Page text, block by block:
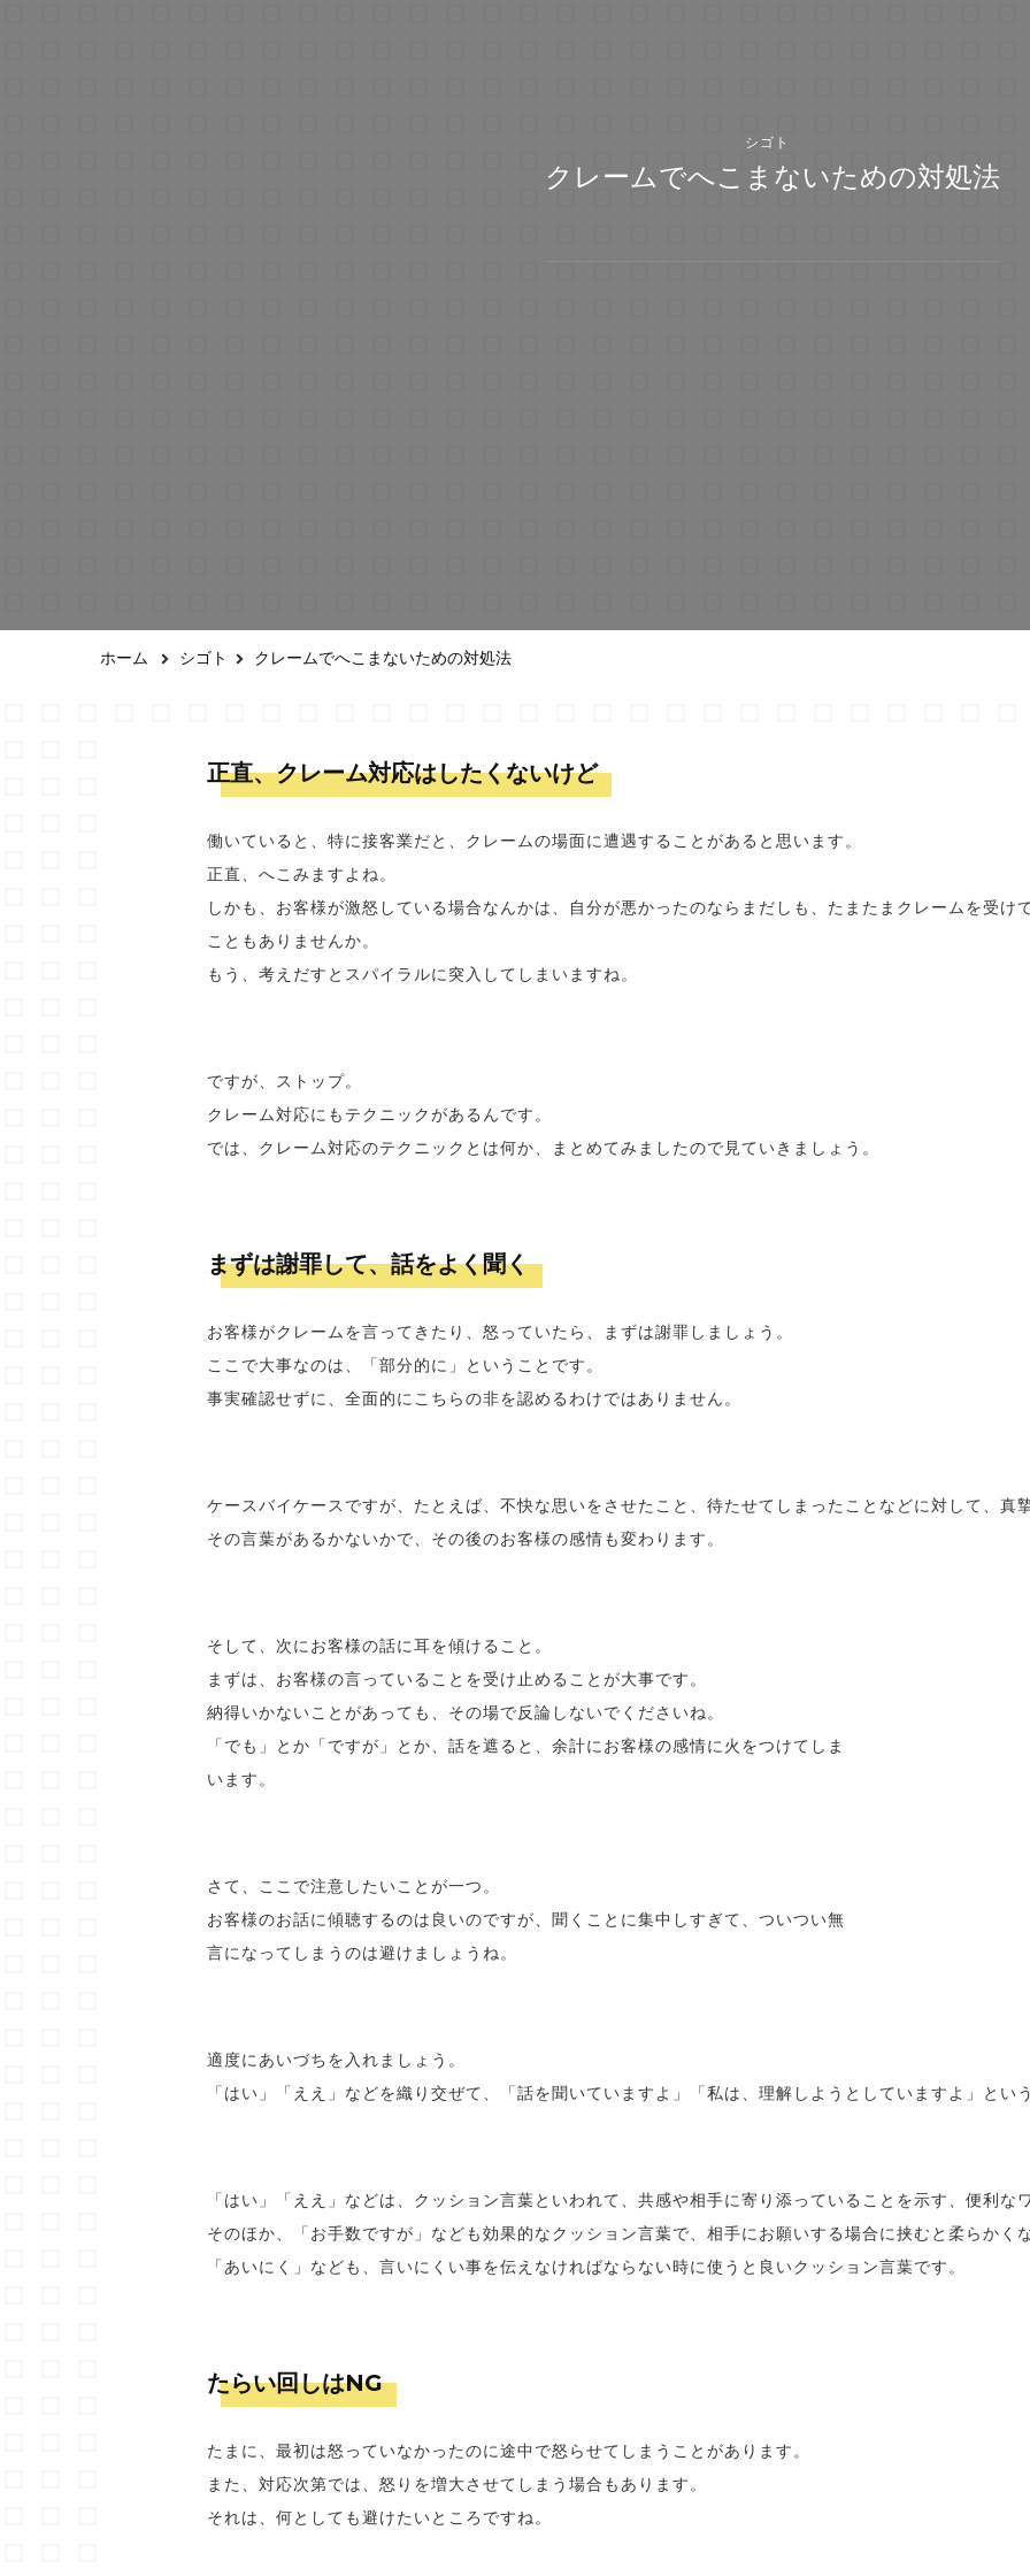
シゴト
クレームでへこまないための対処法
ホーム シゴト クレームでへこまないための対処法
正直、クレーム対応はしたくないけど
働いていると、特に接客業だと、クレームの場面に遭遇することがあると思います。
正直、へこみますよね。
しかも、お客様が激怒している場合なんかは、自分が悪かったのならまだしも、たまたまクレームを受け
こともありませんか。
もう、考えだすとスパイラルに突入してしまいますね。
ですが、ストップ。
クレーム対応にもテクニックがあるんです。
では、クレーム対応のテクニックとは何か、まとめてみましたので見ていきましょう。
まずは謝罪して、話をよく聞く
お客様がクレームを言ってきたり、怒っていたら、まずは謝罪しましょう。
ここで大事なのは、「部分的に」ということです。
事実確認せずに、全面的にこちらの非を認めるわけではありません。
ケースバイケースですが、たとえば、不快な思いをさせたこと、待たせてしまったことなどに対して、真
その言葉があるかないかで、その後のお客様の感情も変わります。
そして、次にお客様の話に耳を傾けること。
まずは、お客様の言っていることを受け止めることが大事です。
納得いかないことがあっても、その場で反論しないでくださいね。
「でも」とか「ですが」とか、話を遮ると、余計にお客様の感情に火をつけてしま
います。
さて、ここで注意したいことが一つ。
お客様のお話に傾聴するのは良いのですが、聞くことに集中しすぎて、ついつい無
言になってしまうのは避けましょうね。
適度にあいづちを入れましょう。
「はい」「ええ」などを織り交ぜて、「話を聞いていますよ」「私は、理解しようとしていますよ」とい
「はい」「ええ」などは、クッション言葉といわれて、共感や相手に寄り添っていることを示す、便利な
そのほか、「お手数ですが」なども効果的なクッション言葉で、相手にお願いする場合に挟むと柔らかくな
「あいにく」なども、言いにくい事を伝えなければならない時に使うと良いクッション言葉です。
たらい回しはNG
たまに、最初は怒っていなかったのに途中で怒らせてしまうことがあります。
また、対応次第では、怒りを増大させてしまう場合もあります。
それは、何としても避けたいところですね。